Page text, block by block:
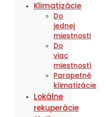
Klimatizácie
Do
jednej
miestnosti
Do
viac
miestností
Parapetné
klimatizácie
Lokálne
rekuperácie